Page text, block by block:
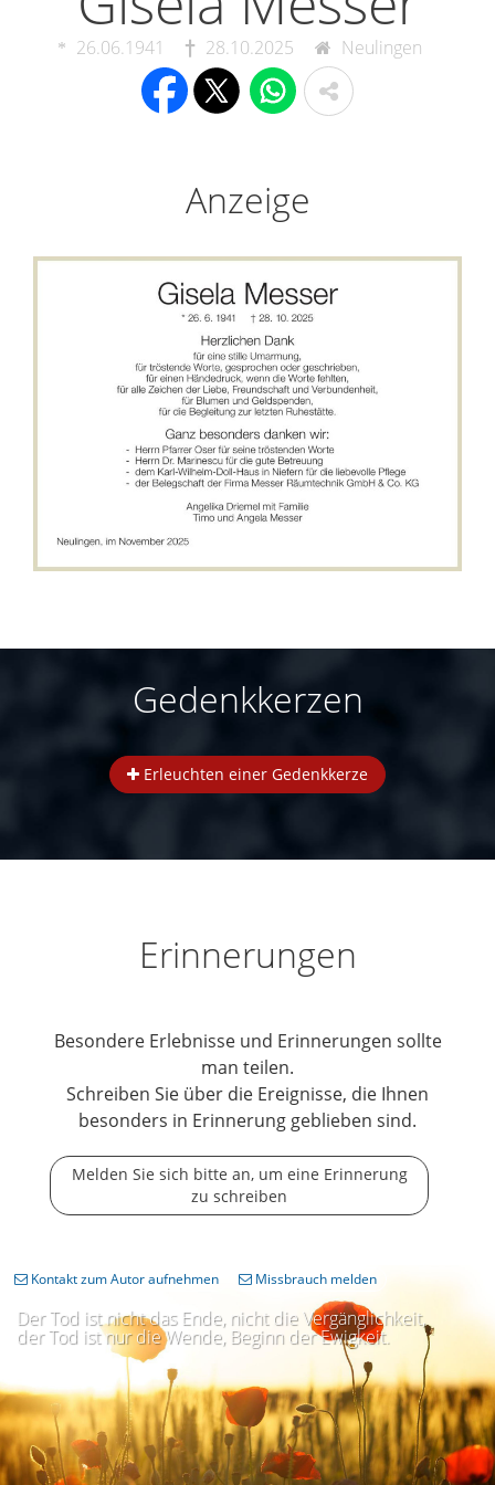
26.06.1941 28.10.2025 Neulingen
Anzeige
Gedenkkerzen
Erleuchten einer Gedenkkerze
Erinnerungen
Besondere Erlebnisse und Erinnerungen sollte
man teilen.
Schreiben Sie über die Ereignisse, die Ihnen
besonders in Erinnerung geblieben sind.
Melden Sie sich bitte an, um eine Erinnerung
zu schreiben
Der Tod ist nicht das Ende, nicht die Vergänglichkeit,
der Tod ist nur die Wende, Beginn der Ewigkeit.
Kontakt zum Autor aufnehmen Missbrauch melden